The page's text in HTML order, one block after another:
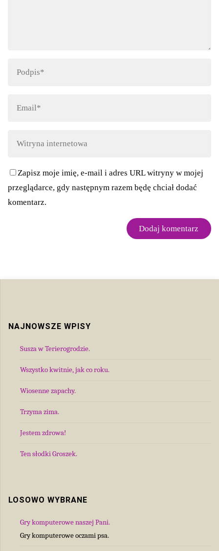
Zapisz moje imię, e-mail i adres URL witryny w mojej
przeglądarce, gdy następnym razem będę chciał dodać
komentarz.
NAJNOWSZE WPISY
Susza w Terierogrodzie.
Wszystko kwitnie, jak co roku.
Wiosenne zapachy.
Trzyma zima.
Jestem zdrowa!
Ten słodki Groszek.
LOSOWO WYBRANE
Gry komputerowe naszej Pani.
Gry komputerowe oczami psa.